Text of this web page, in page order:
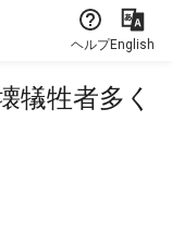
ヘルプEnglish
犠牲者多く